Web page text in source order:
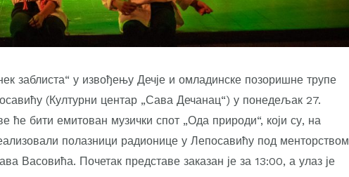
заблиста“ у извођењу Дечје и омладинске позоришне трупе
(Културни центар „Сава Дечанац“) у понедељак 27.
ће бити емитован музички спот „Ода природи“, који су, на
полазници радионице у Лепосавићу под менторством
Васовића. Почетак представе заказан је за 13:00, а улаз је